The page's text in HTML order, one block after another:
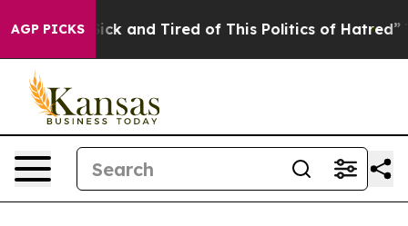
AGP PICKS
Are Sick and Tired of This Politics of Hatred” The